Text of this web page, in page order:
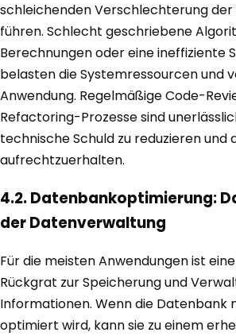
schleichenden Verschlechterung
führen. Schlecht geschriebene
Berechnungen oder eine ineffiziente
belasten die Systemressourcen und
Anwendung. Regelmäßige Code-
Refactoring-Prozesse sind
technische Schuld zu reduzieren und
aufrechtzuerhalten.
4.2. Datenbankoptimierung:
der Datenverwaltung
Für die meisten Anwendungen ist
Rückgrat zur Speicherung und
Informationen. Wenn die Datenbank
optimiert wird, kann sie zu einem